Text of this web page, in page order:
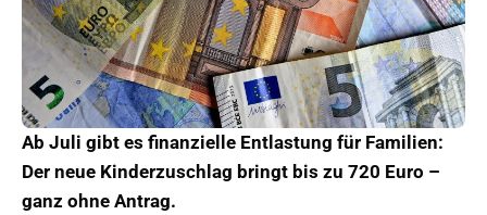
Ab Juli gibt es finanzielle Entlastung für Familien:
Der neue Kinderzuschlag bringt bis zu 720 Euro –
ganz ohne Antrag.